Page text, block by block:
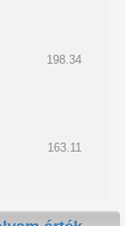
198.34
163.11